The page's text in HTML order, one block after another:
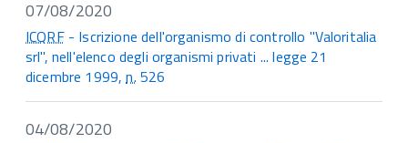
07/08/2020
ICQRF- Iscrizione dell'organismo di controllo "Valoritalia
srl", nell'elenco degli organismi privati ... legge 21
dicembre 1999,n. 526
04/08/2020